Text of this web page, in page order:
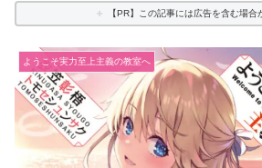
【PR】この記事には広告を含む場合
ようこそ実力至上主義の教室へ